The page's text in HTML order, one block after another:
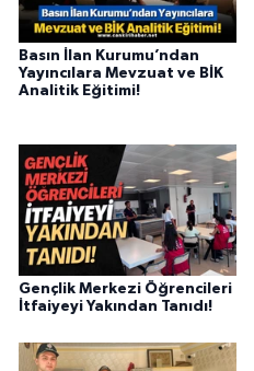
Basın İlan Kurumu’ndan
Yayıncılara Mevzuat ve BİK
Analitik Eğitimi!
Gençlik Merkezi Öğrencileri
İtfaiyeyi Yakından Tanıdı!